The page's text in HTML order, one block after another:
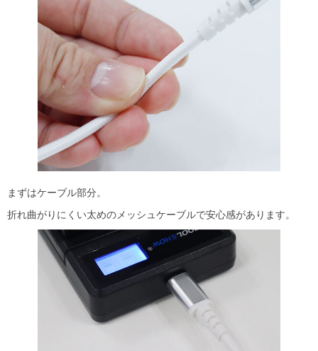
まずはケーブル部分。
折れ曲がりにくい太めのメッシュケーブルで安心感があります。